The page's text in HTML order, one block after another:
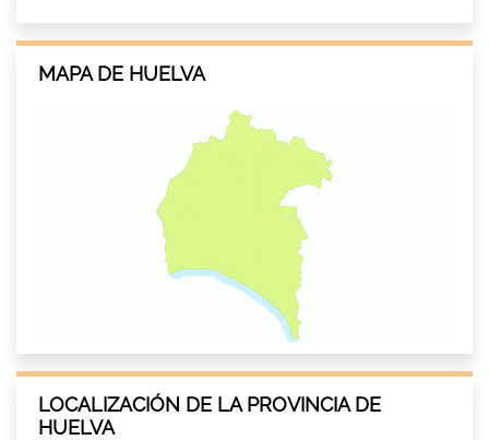
MAPA DE HUELVA
LOCALIZACIÓN DE LA PROVINCIA DE
HUELVA